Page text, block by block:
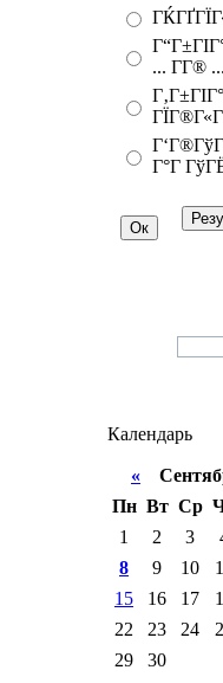
... Г­Г® ...
Г°Г
Календарь
«
Пн Вт Ср
1
2 3
8
9 10
15
16 17
22
23 24
29
30